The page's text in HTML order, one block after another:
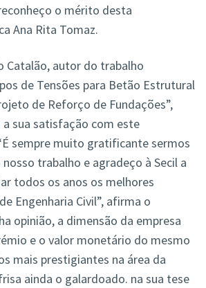
o mérito desta
Ana Rita Tomaz.
Catalão, autor do trabalho
de Tensões para Betão Estrutural
de Reforço de Fundações”,
sua satisfação com este
sempre muito gratificante sermos
trabalho e agradeço à Secil a
todos os anos os melhores
Engenharia Civil”, afirma o
opinião, a dimensão da empresa
e o valor monetário do mesmo
mais prestigiantes na área da
ainda o galardoado. na sua tese